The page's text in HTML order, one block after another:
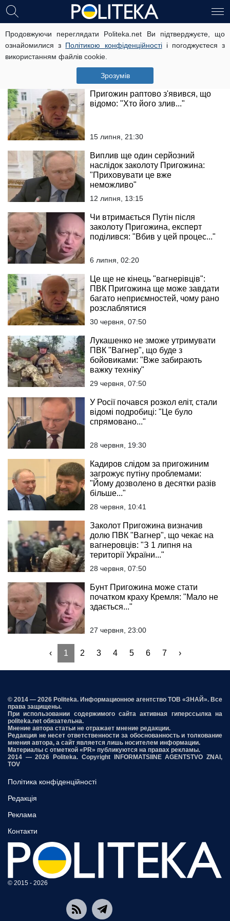
Продовжуючи переглядати Politeka.net Ви підтверджуєте, що
ознайомилися з Політикою конфіденційностіі погоджуєтеся з
використанням файлів cookie.
Зрозумів
"Вагнерівці" повертаються:
експерт відповів, як це вплине на
ситуацію на фронті
29 вересня, 21:30
Пригожин раптово з'явився, що
відомо: "Хто його злив..."
15 липня, 21:30
Виплив ще один серйозний
наслідок заколоту Пригожина:
"Приховувати це вже
неможливо"
12 липня, 13:15
Чи втримається Путін після
заколоту Пригожина, експерт
поділився: "Вбив у цей процес..."
6 липня, 02:20
Це ще не кінець "вагнерівців":
ПВК Пригожина ще може завдати
багато неприємностей, чому рано
розслаблятися
30 червня, 07:50
Лукашенко не зможе утримувати
ПВК "Вагнер", що буде з
бойовиками: "Вже забирають
важку техніку"
29 червня, 07:50
У Росії почався розкол еліт, стали
відомі подробиці: "Це було
спрямовано..."
28 червня, 19:30
Кадиров слідом за пригожиним
загрожує путіну проблемами:
"Йому дозволено в десятки разів
більше..."
28 червня, 10:41
Заколот Пригожина визначив
долю ПВК "Вагнер", що чекає на
вагнеровців: "З 1 липня на
території України..."
28 червня, 07:50
Бунт Пригожина може стати
початком краху Кремля: "Мало не
здається..."
27 червня, 23:00
‹ 1 2 3 4 5 6 7 ›
© 2014 — 2026 Politeka. Информационное агентство ТОВ «ЗНАЙ». Все
права защищены.
При использовании содержимого сайта активная гиперссылка на
politeka.net обязательна.
Мнение автора статьи не отражает мнение редакции.
Редакция не несет ответственности за обоснованность и толкование
мнения автора, а сайт является лишь носителем информации.
Материалы с отметкой «PR» публикуются на правах рекламы.
2014 — 2026 Politeka. Copyright INFORMATSIINE AGENTSTVO ZNAI,
TOV
Політика конфіденційності
Редакція
Реклама
Контакти
© 2015 - 2026